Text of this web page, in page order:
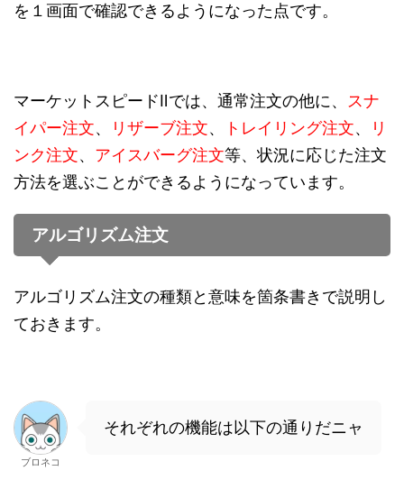
を１画面で確認できるようになった点です。
マーケットスピードⅡでは、通常注文の他に、
スナ
イパー注文、 リザーブ注文、 トレイリング注文、
リ
ンク注文、 アイスバーグ注文等、状況に応じた注文
方法を選ぶことができるようになっています。
アルゴリズム注文
アルゴリズム注文の種類と意味を箇条書きで説明し
ておきます。
ブロネコ
それぞれの機能は以下の通りだニャ